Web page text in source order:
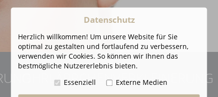
OHRLÄPPCHENVERKLEINERUNG
Datenschutz
Herzlich willkommen! Um unsere Website für Sie
optimal zu gestalten und fortlaufend zu verbessern,
verwenden wir Cookies. So können wir Ihnen das
bestmögliche Nutzererlebnis bieten.
Essenziell
Externe Medien